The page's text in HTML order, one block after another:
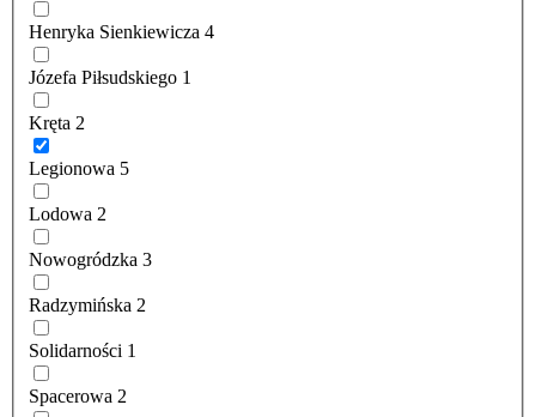
Henryka Sienkiewicza 4
Józefa Piłsudskiego 1
Kręta 2
Legionowa 5
Lodowa 2
Nowogródzka 3
Radzymińska 2
Solidarności 1
Spacerowa 2